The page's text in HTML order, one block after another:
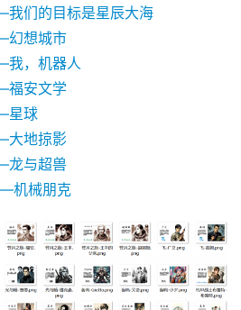
们的目标是星辰大海
幻想城市
，机器人
福安文学
星球
大地掠影
龙与超兽
机械朋克